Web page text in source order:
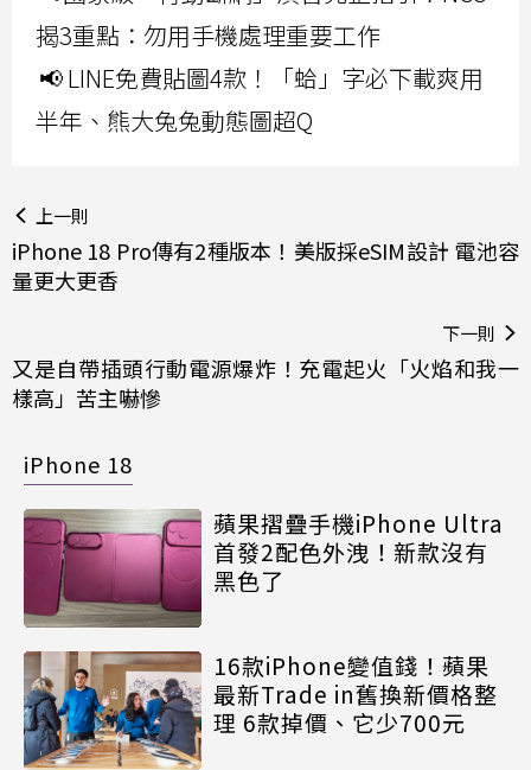
揭3重點：勿用手機處理重要工作
📢 LINE免費貼圖4款！「蛤」字必下載爽用
半年、熊大兔兔動態圖超Q
上一則
iPhone 18 Pro傳有2種版本！美版採eSIM設計 電池容
量更大更香
下一則
又是自帶插頭行動電源爆炸！充電起火「火焰和我一
樣高」苦主嚇慘
iPhone 18
蘋果摺疊手機iPhone Ultra
首發2配色外洩！新款沒有
黑色了
16款iPhone變值錢！蘋果
最新Trade in舊換新價格整
理 6款掉價、它少700元